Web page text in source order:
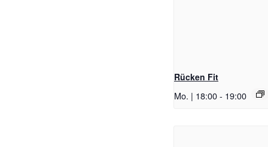
Rücken Fit
Mo. | 18:00- 19:00